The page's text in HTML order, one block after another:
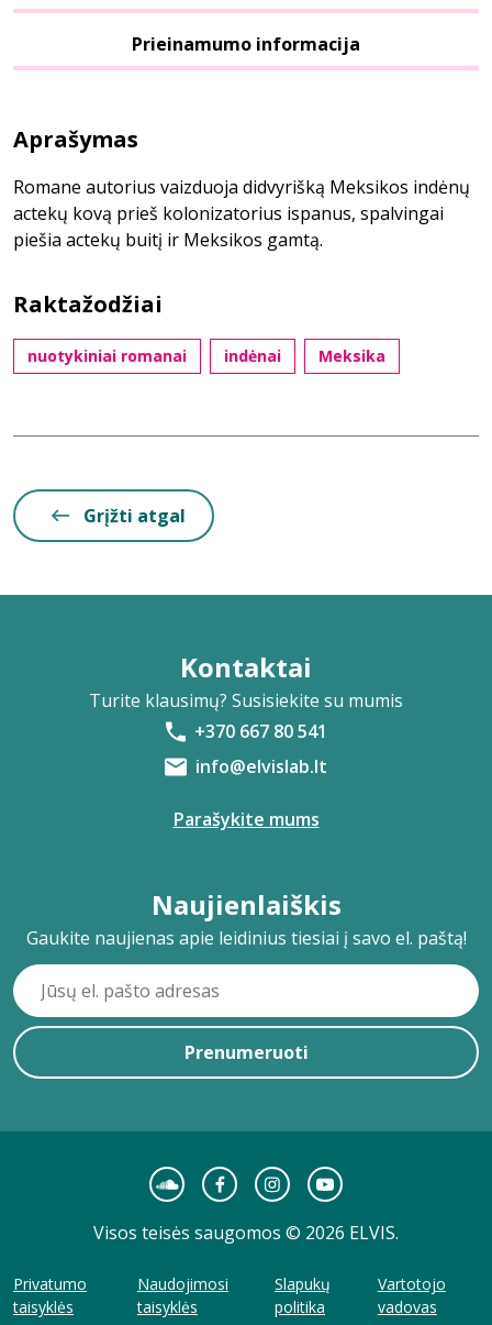
Prieinamumo informacija
Aprašymas
Romane autorius vaizduoja didvyrišką Meksikos indėnų
actekų kovą prieš kolonizatorius ispanus, spalvingai
piešia actekų buitį ir Meksikos gamtą.
Raktažodžiai
nuotykiniai romanai indėnai Meksika
Grįžti atgal
Kontaktai
Turite klausimų? Susisiekite su mumis
+370 667 80 541
info@elvislab.lt
Parašykite mums
Naujienlaiškis
Gaukite naujienas apie leidinius tiesiai į savo el. paštą!
Prenumeruoti
Visos teisės saugomos © 2026 ELVIS.
Privatumo
taisyklės
Naudojimosi
taisyklės
Slapukų
politika
Vartotojo
vadovas